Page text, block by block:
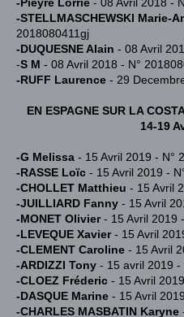
-STELLMASCHEWSKI Marie-
2018080411gj
-DUQUESNE Alain - 08 Avril
-S M - 08 Avril 2018 - N°
-RUFF Laurence - 29
EN ESPAGNE SUR LA
14-19
-G Melissa - 15 Avril 2019 - N°
-RASSE Loïc - 15 Avril 2019 -
-CHOLLET Matthieu - 15 Avril
-JUILLIARD Fanny - 15 Avril
-MONET Olivier- 15 Avril 2019
-LEVEQUE Xavier- 15 Avril
-CLEMENT Caroline - 15 Avril
-ARDIZZI Tony - 15 avril 2019 -
-CLOEZ Fréderic - 15 Avril
-DASQUE Marine - 15 Avril
-CHARLES MASBATIN Karyne